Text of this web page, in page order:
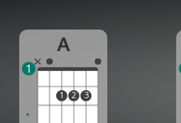
A
1 2 3
1